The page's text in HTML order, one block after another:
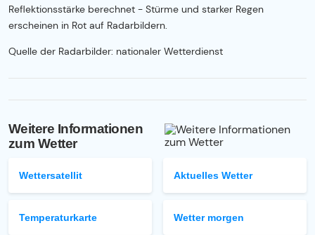
Reflektionsstärke berechnet - Stürme und starker Regen
erscheinen in Rot auf Radarbildern.
Quelle der Radarbilder: nationaler Wetterdienst
Weitere Informationen
zum Wetter
Wettersatellit
Temperaturkarte
Aktuelles Wetter
Wetter morgen